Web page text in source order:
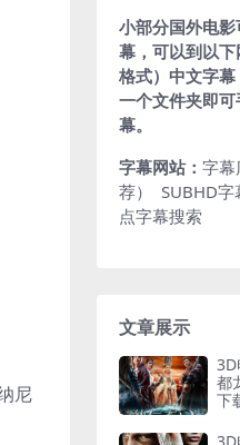
尼
小部分国外电
幕，可以到以
格式）中文字
一个文件夹即
幕。
字幕网站： 字幕
荐）
SUBHD字
点字幕搜索
文章展示
都
下